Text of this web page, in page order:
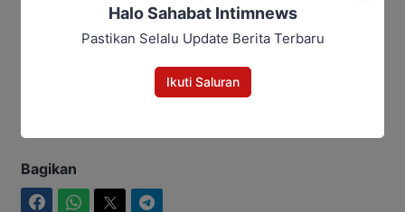
Panitia Besar Porprov Xlll Kalteng
Diambil Alih Provinsi, Sekda Jadi
Bagikan
Halo Sahabat Intimnews
Pastikan Selalu Update Berita Terbaru
Ikuti Saluran